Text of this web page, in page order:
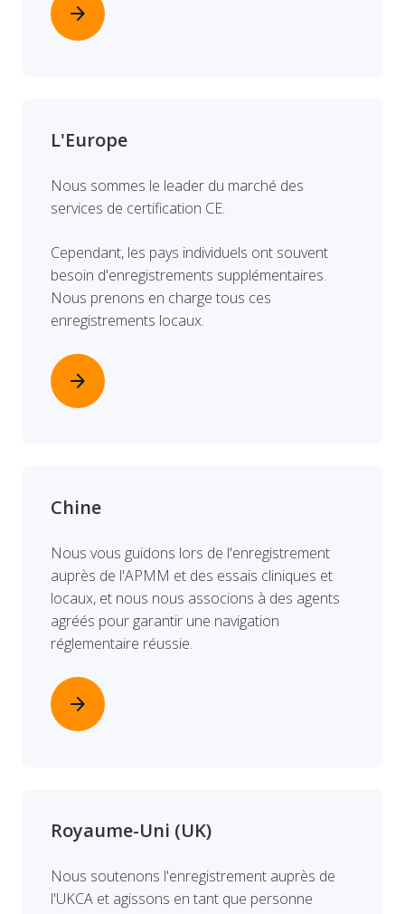
arrow_forward
L'Europe
Nous sommes le leader du marché des
services de certification CE.
Cependant, les pays individuels ont souvent
besoin d'enregistrements supplémentaires.
Nous prenons en charge tous ces
enregistrements locaux.
arrow_forward
Chine
Nous vous guidons lors de l'enregistrement
auprès de l'APMM et des essais cliniques et
locaux, et nous nous associons à des agents
agréés pour garantir une navigation
réglementaire réussie.
arrow_forward
Royaume-Uni (UK)
Nous soutenons l'enregistrement auprès de
l'UKCA et agissons en tant que personne